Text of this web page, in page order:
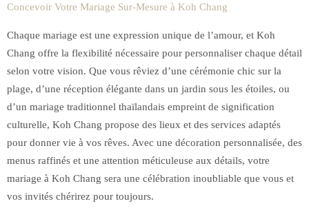
Concevoir Votre Mariage Sur-Mesure à Koh Chang
Chaque mariage est une expression unique de l’amour, et Koh
Chang offre la flexibilité nécessaire pour personnaliser chaque détail
selon votre vision. Que vous rêviez d’une cérémonie chic sur la
plage, d’une réception élégante dans un jardin sous les étoiles, ou
d’un mariage traditionnel thaïlandais empreint de signification
culturelle, Koh Chang propose des lieux et des services adaptés
pour donner vie à vos rêves. Avec une décoration personnalisée, des
menus raffinés et une attention méticuleuse aux détails, votre
mariage à Koh Chang sera une célébration inoubliable que vous et
vos invités chérirez pour toujours.